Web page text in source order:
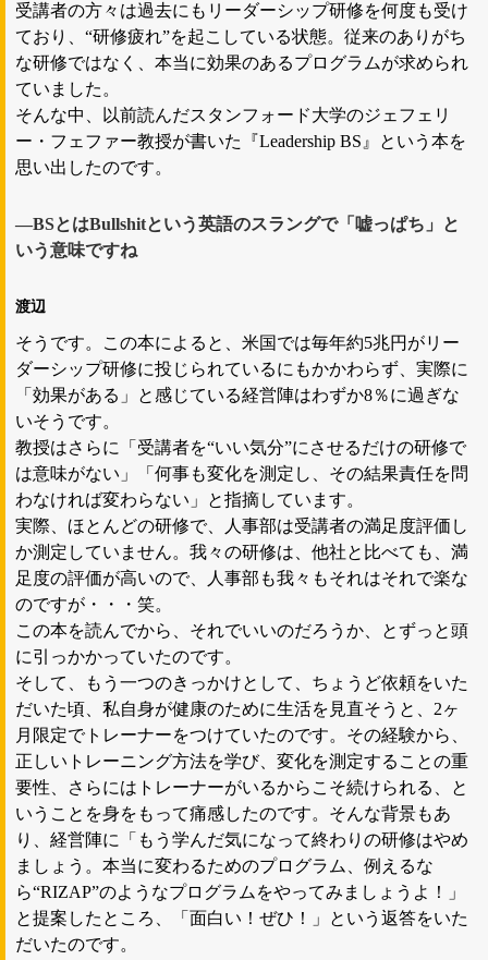
受講者の方々は過去にもリーダーシップ研修を何度も受け
ており、“研修疲れ”を起こしている状態。従来のありがち
な研修ではなく、本当に効果のあるプログラムが求められ
ていました。
そんな中、以前読んだスタンフォード大学のジェフェリ
ー・フェファー教授が書いた『Leadership BS』という本を
思い出したのです。
―BSとはBullshitという英語のスラングで「嘘っぱち」と
いう意味ですね
渡辺
そうです。この本によると、米国では毎年約5兆円がリー
ダーシップ研修に投じられているにもかかわらず、実際に
「効果がある」と感じている経営陣はわずか8％に過ぎな
いそうです。
教授はさらに「受講者を“いい気分”にさせるだけの研修で
は意味がない」「何事も変化を測定し、その結果責任を問
わなければ変わらない」と指摘しています。
実際、ほとんどの研修で、人事部は受講者の満足度評価し
か測定していません。我々の研修は、他社と比べても、満
足度の評価が高いので、人事部も我々もそれはそれで楽な
のですが・・・笑。
この本を読んでから、それでいいのだろうか、とずっと頭
に引っかかっていたのです。
そして、もう一つのきっかけとして、ちょうど依頼をいた
だいた頃、私自身が健康のために生活を見直そうと、2ヶ
月限定でトレーナーをつけていたのです。その経験から、
正しいトレーニング方法を学び、変化を測定することの重
要性、さらにはトレーナーがいるからこそ続けられる、と
いうことを身をもって痛感したのです。そんな背景もあ
り、経営陣に「もう学んだ気になって終わりの研修はやめ
ましょう。本当に変わるためのプログラム、例えるな
ら“RIZAP”のようなプログラムをやってみましょうよ！」
と提案したところ、「面白い！ぜひ！」という返答をいた
だいたのです。